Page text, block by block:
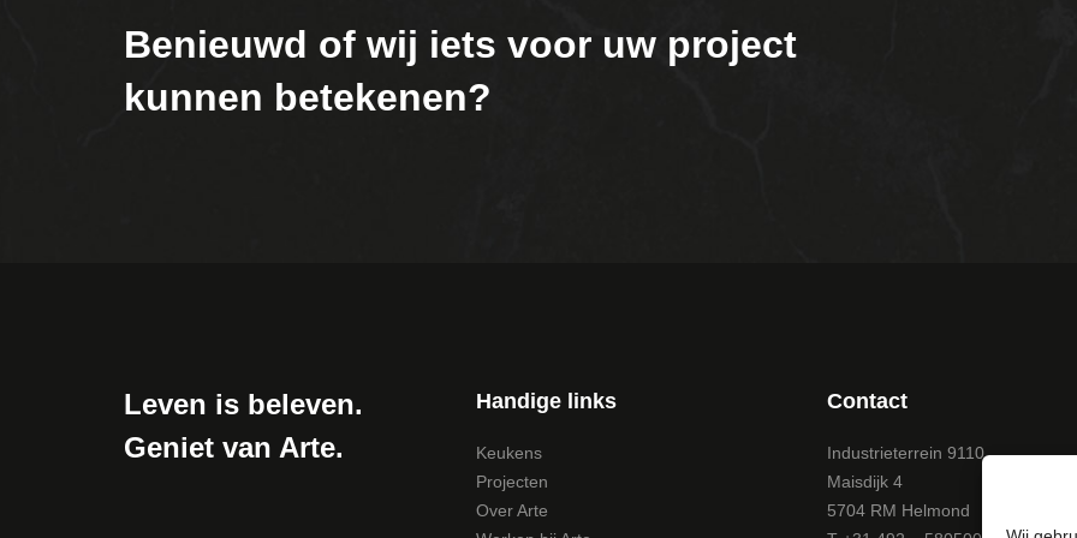
Benieuwd of wij iets voor uw project
kunnen betekenen?
Leven is beleven.
Geniet van Arte.
Handige links
Keukens
Projecten
Over Arte
Contact
Industrieterrein 9110
Maisdijk 4
5704 RM Helmond